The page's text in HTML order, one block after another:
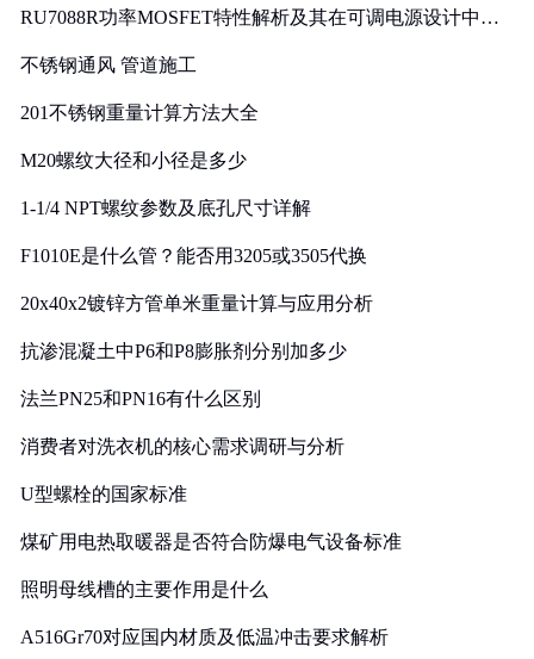
RU7088R功率MOSFET特性解析及其在可调电源设计中的
不锈钢通风 管道施工
201不锈钢重量计算方法大全
M20螺纹大径和小径是多少
1-1/4 NPT螺纹参数及底孔尺寸详解
F1010E是什么管？能否用3205或3505代换
20x40x2镀锌方管单米重量计算与应用分析
抗渗混凝土中P6和P8膨胀剂分别加多少
法兰PN25和PN16有什么区别
消费者对洗衣机的核心需求调研与分析
U型螺栓的国家标准
煤矿用电热取暖器是否符合防爆电气设备标准
照明母线槽的主要作用是什么
A516Gr70对应国内材质及低温冲击要求解析